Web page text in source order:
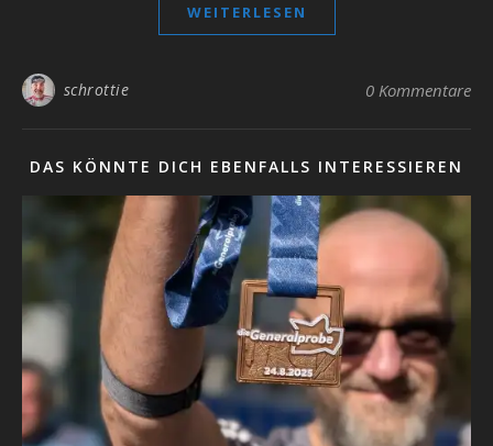
WEITERLESEN
schrottie 0 Kommentare
DAS KÖNNTE DICH EBENFALLS INTERESSIEREN